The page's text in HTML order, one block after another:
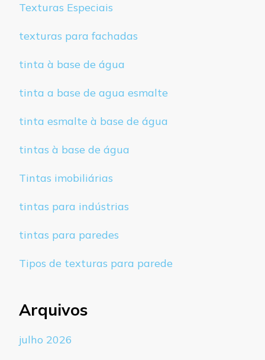
Texturas Especiais
texturas para fachadas
tinta à base de água
tinta a base de agua esmalte
tinta esmalte à base de água
tintas à base de água
Tintas imobiliárias
tintas para indústrias
tintas para paredes
Tipos de texturas para parede
Arquivos
julho 2026